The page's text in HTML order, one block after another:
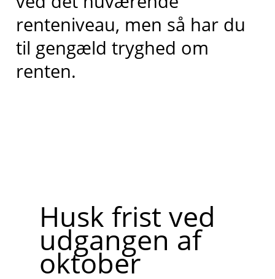
renteniveau, men så har du
til gengæld tryghed om
renten.
Husk frist ved
udgangen af
oktober